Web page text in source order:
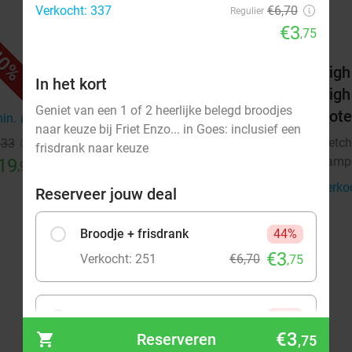
directions_car
,90
Kamperland
15 min.directions_car
Verkocht: 13.481
Verkocht: 337
Regulier €6,70
€3,75
In het kort
Geniet van een 1 of 2 heerlijke belegd broodjes
naar keuze bij Friet Enzo... in Goes: inclusief een
frisdrank naar keuze
Reserveer jouw deal
Broodje + frisdrank
44%
Verkocht: 251
€6,70 €3,75
2 broodjes + frisdrank
46%
Verkocht: 86
€7,25
Reserveren €3,75